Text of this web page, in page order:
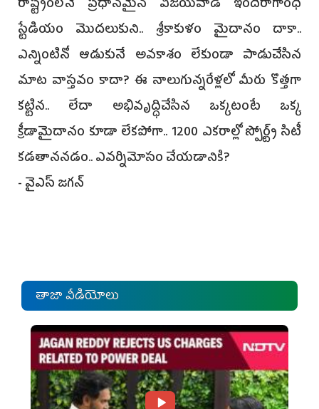
స్టేడియం మొదలుకుని.. శ్రీకాకుళం మైదానం దాకా..
ఎన్నింటినో ఆడుకునే అవకాశం లేకుండా పాడుచేసిన
మాట వాస్తవం కాదా? ఈ నాలుగున్నరేళ్లలో మీరు కొత్తగా
కట్టిన.. లేదా అభివృద్ధిచేసిన ఒక్కటంటే ఒక్క
క్రీడామైదానం కూడా లేకపోగా.. 1200 ఎకరాల్లో స్పోర్ట్స్‌ సిటీ
కడతాననడం.. ఎవర్నిమోసం చేయడానికి?
- వైఎస్‌ జగన్‌
తాజా వీడియోలు